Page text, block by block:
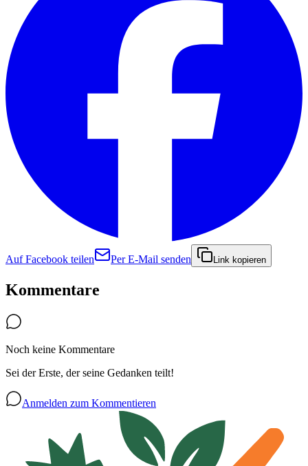
Auf Facebook teilen Per E-Mail senden Link kopieren
Kommentare
Noch keine Kommentare
Sei der Erste, der seine Gedanken teilt!
Anmelden zum Kommentieren